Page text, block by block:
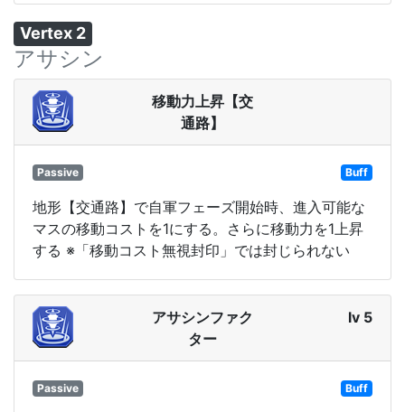
Vertex 2
アサシン
移動力上昇【交
通路】
Passive Buff
地形【交通路】で自軍フェーズ開始時、進入可能な
マスの移動コストを1にする。さらに移動力を1上昇
する ※「移動コスト無視封印」では封じられない
アサシンファク
ター
lv 5
Passive Buff